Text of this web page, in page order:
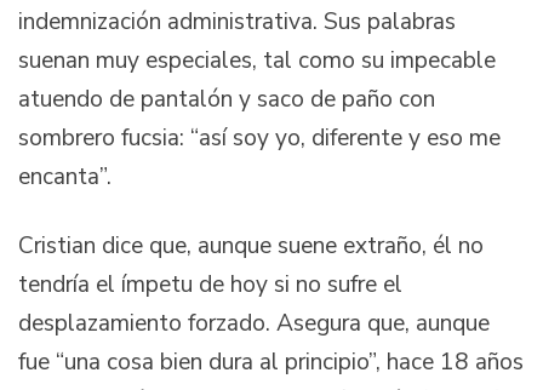
indemnización administrativa. Sus palabras
suenan muy especiales, tal como su impecable
atuendo de pantalón y saco de paño con
sombrero fucsia: “así soy yo, diferente y eso me
encanta”.
Cristian dice que, aunque suene extraño, él no
tendría el ímpetu de hoy si no sufre el
desplazamiento forzado. Asegura que, aunque
fue “una cosa bien dura al principio”, hace 18 años